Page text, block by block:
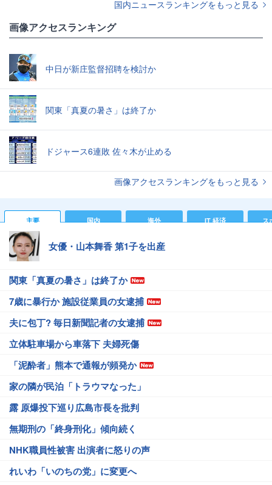
国内ニュースランキングをもっと見る
画像アクセスランキング
中日が新庄監督招聘を検討か
関東「真夏の暑さ」は終了か
ドジャース6連敗 佐々木が止める
画像アクセスランキングをもっと見る
主要 国内 海外 IT 経済 ス
女優・山本舞香 第1子を出産
関東「真夏の暑さ」は終了か
7歳に暴行か 施設従業員の女逮捕
夫に包丁? 毎日新聞記者の女逮捕
立体駐車場から車落下 夫婦死傷
「泥酔者」熊本で通報が頻発か
家の隣が民泊「トラウマなった」
露 原爆投下巡り広島市長を批判
無期刑の「終身刑化」傾向続く
NHK職員性被害 出演者に怒りの声
れいわ「いのちの党」に変更へ